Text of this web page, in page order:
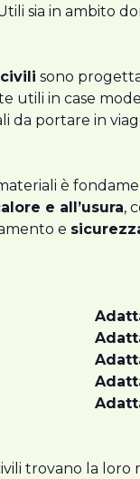
sia in ambito
sono
utili in case
da portare in
è
e all’usura,
e
trovano la loro